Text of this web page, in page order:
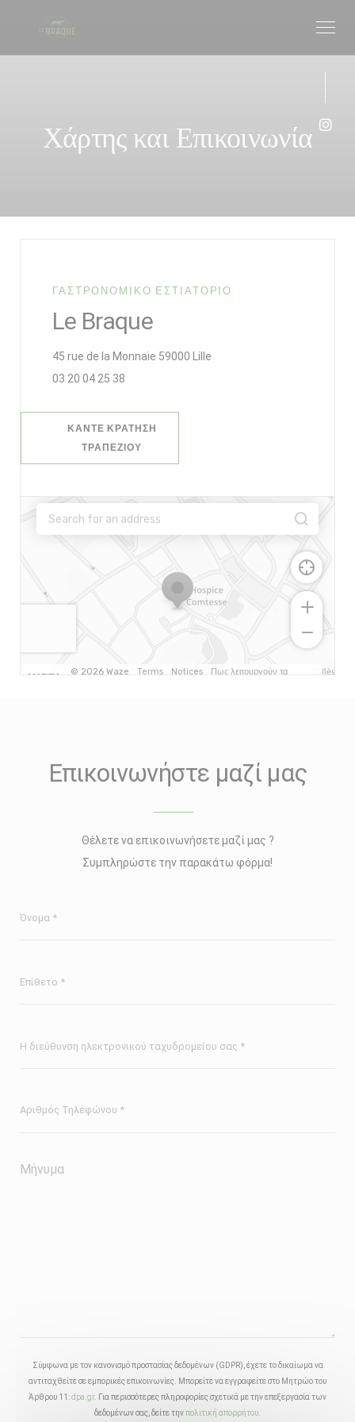
Χάρτης και Επικοινωνία
ΓΑΣΤΡΟΝΟΜΙΚΌ ΕΣΤΙΑΤΌΡΙΟ
Le Braque
45 rue de la Monnaie 59000 Lille
03 20 04 25 38
ΚΆΝΤΕ ΚΡΆΤΗΣΗ
ΤΡΑΠΕΖΙΟΎ
Επικοινωνήστε μαζί μας
Θέλετε να επικοινωνήσετε μαζί μας ?
Συμπληρώστε την παρακάτω φόρμα!
Σύμφωνα με τον κανονισμό προστασίας δεδομένων (GDPR), έχετε το δικαίωμα να
αντιταχθείτε σε εμπορικές επικοινωνίες. Μπορείτε να εγγραφείτε στο Μητρώο του
Άρθρου 11:dpa.gr. Για περισσότερες πληροφορίες σχετικά με την επεξεργασία των
δεδομένων σας, δείτε τηνπολιτική απορρήτου